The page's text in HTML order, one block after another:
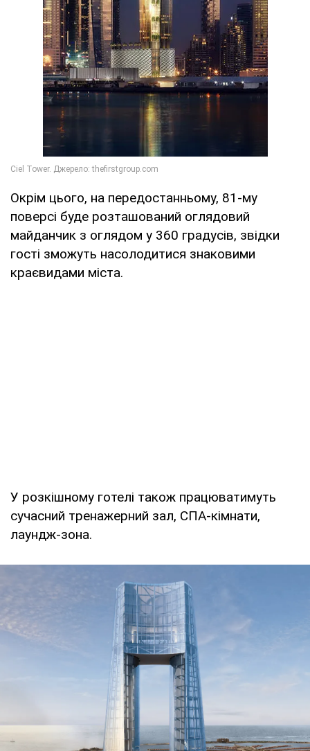
Окрім цього, на передостанньому, 81-му
поверсі буде розташований оглядовий
майданчик з оглядом у 360 градусів, звідки
гості зможуть насолодитися знаковими
краєвидами міста.
У розкішному готелі також працюватимуть
сучасний тренажерний зал, СПА-кімнати,
лаундж-зона.